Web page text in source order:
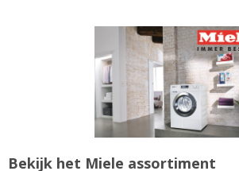
Bekijk het Miele assortiment